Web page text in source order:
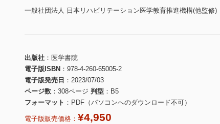
一般社団法人 日本リハビリテーション医学教育推進機構(他監修)
出版社
医学書院
電子版ISBN
978-4-260-65005-2
電子版発売日
2023/07/03
ページ数
308ページ 判型
B5
フォーマット
PDF（パソコンへのダウンロード不可）
電子版販売価格： ¥4,950